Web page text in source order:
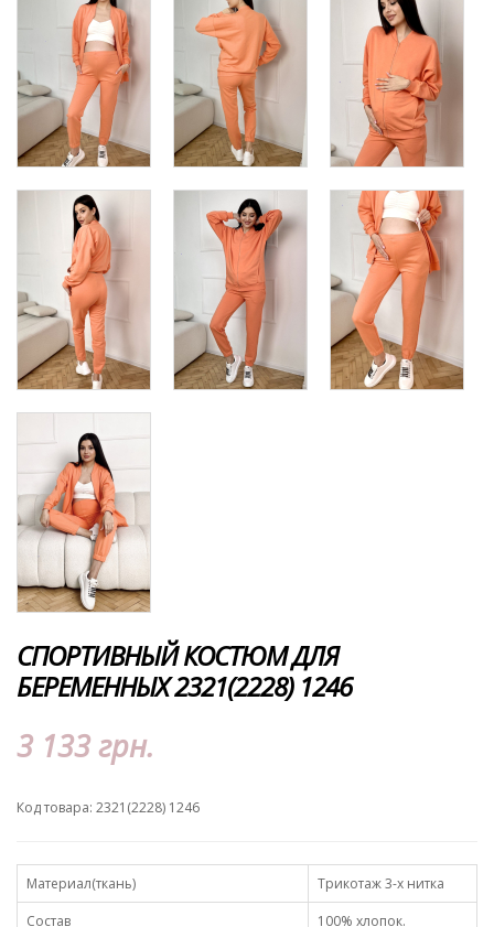
СПОРТИВНЫЙ КОСТЮМ ДЛЯ
БЕРЕМЕННЫХ 2321(2228) 1246
3 133 грн.
Код товара: 2321(2228) 1246
Материал(ткань)
Трикотаж 3-х нитка
Состав
100% хлопок.